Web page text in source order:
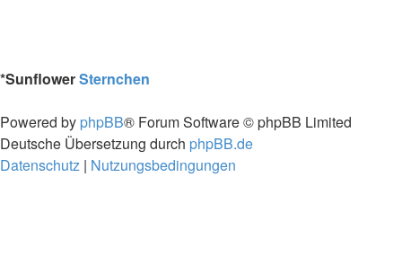
*SunflowerSternchen
Powered by phpBB® Forum Software © phpBB Limited
Deutsche Übersetzung durch phpBB.de
Datenschutz | Nutzungsbedingungen